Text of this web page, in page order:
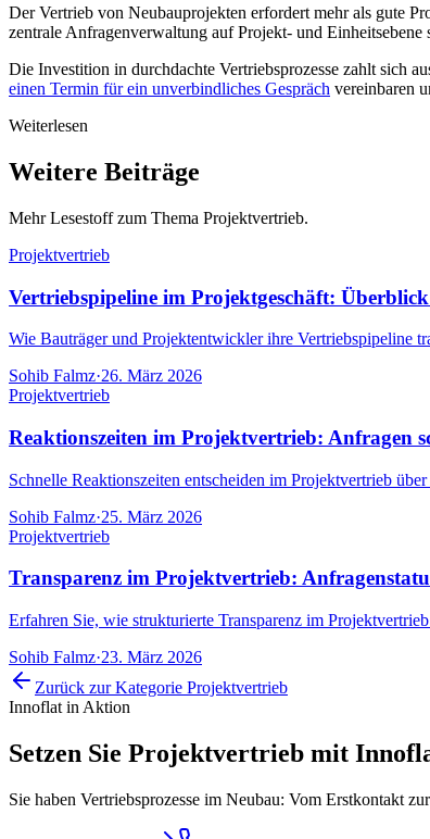
Der Vertrieb von Neubauprojekten erfordert mehr als gute
zentrale Anfragenverwaltung auf Projekt- und
Die Investition in durchdachte Vertriebsprozesse zahlt sich
einen Termin für ein unverbindliches Gespräch vereinbaren
Weiterlesen
Weitere Beiträge
Mehr Lesestoff zum Thema Projektvertrieb.
Projektvertrieb
Vertriebspipeline im Projektgeschäft:
Wie Bauträger und Projektentwickler ihre Vertriebspipeline
Sohib Falmz·26. März 2026
Projektvertrieb
Reaktionszeiten im Projektvertrieb: Anfragen
Schnelle Reaktionszeiten entscheiden im Projektvertrieb
Sohib Falmz·25. März 2026
Projektvertrieb
Transparenz im Projektvertrieb:
Erfahren Sie, wie strukturierte Transparenz im
Sohib Falmz·23. März 2026
Zurück zur Kategorie Projektvertrieb
Innoflat in Aktion
Setzen Sie Projektvertrieb mit
Sie haben Vertriebsprozesse im Neubau: Vom Erstkontakt